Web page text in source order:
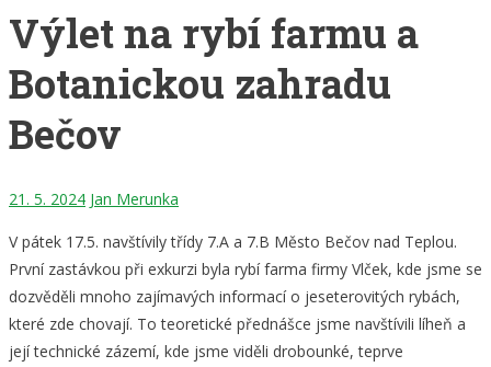
Výlet na rybí farmu a
Botanickou zahradu
Bečov
21. 5. 2024 Jan Merunka
V pátek 17.5. navštívily třídy 7.A a 7.B Město Bečov nad Teplou.
První zastávkou při exkurzi byla rybí farma firmy Vlček, kde jsme se
dozvěděli mnoho zajímavých informací o jeseterovitých rybách,
které zde chovají. To teoretické přednášce jsme navštívili líheň a
její technické zázemí, kde jsme viděli drobounké, teprve